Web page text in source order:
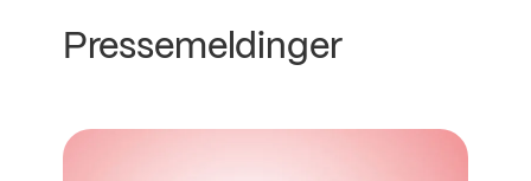
Pressemeldinger